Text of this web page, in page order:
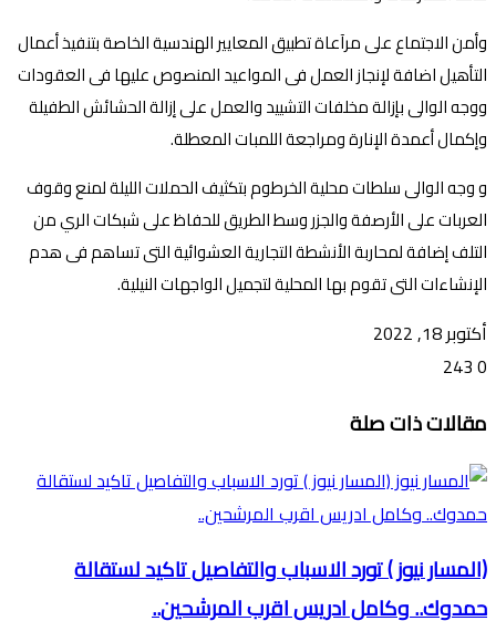
وأمن الاجتماع على مرآعاة تطبيق المعايير الهندسية الخاصة بتنفيذ أعمال
التأهيل اضافة لإنجاز العمل فى المواعيد المنصوص عليها فى العقودات
ووجه الوالى بإزالة مخلفات التشييد والعمل على إزالة الحشائش الطفيلة
وإكمال أعمدة الإنارة ومراجعة اللمبات المعطلة.
و وجه الوالى سلطات محلية الخرطوم بتكثيف الحملات الليلة لمنع وقوف
العربات على الأرصفة والجزر وسط الطريق للحفاظ على شبكات الري من
التلف إضافة لمحاربة الأنشطة التجارية العشوائية التى تساهم فى هدم
الإنشاءات التى تقوم بها المحلية لتجميل الواجهات النيلية.
أكتوبر 18, 2022
0
عبر
البريد
مقالات ذات صلة
(المسار نيوز ) تورد الاسباب والتفاصيل تاكيد لستقالة
حمدوك.. وكامل ادريس اقرب المرشحين..